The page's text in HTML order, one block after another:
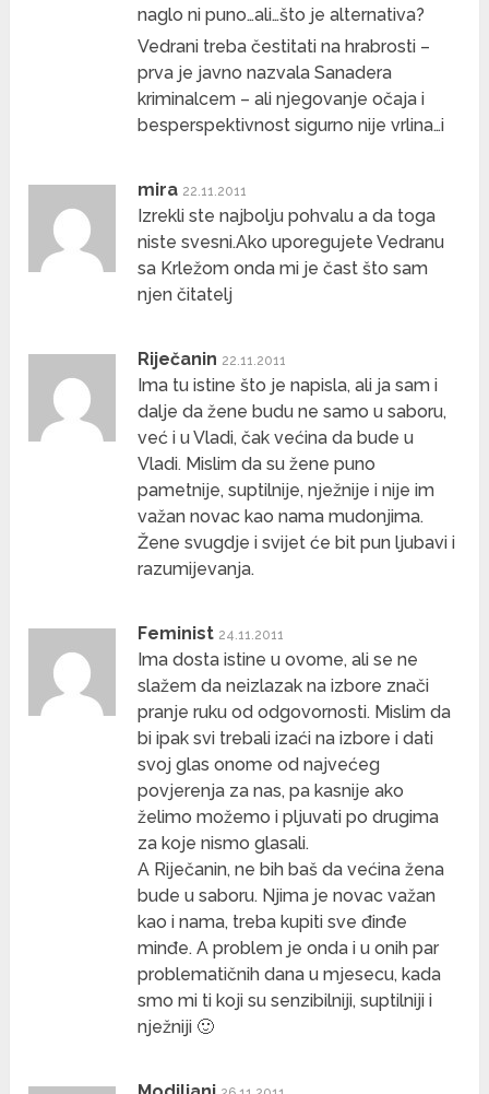
naglo ni puno…ali…što je alternativa?
Vedrani treba čestitati na hrabrosti –
prva je javno nazvala Sanadera
kriminalcem – ali njegovanje očaja i
besperspektivnost sigurno nije vrlina…i
mira 22.11.2011
Izrekli ste najbolju pohvalu a da toga
niste svesni.Ako uporegujete Vedranu
sa Krležom onda mi je čast što sam
njen čitatelj
Riječanin 22.11.2011
Ima tu istine što je napisla, ali ja sam i
dalje da žene budu ne samo u saboru,
već i u Vladi, čak većina da bude u
Vladi. Mislim da su žene puno
pametnije, suptilnije, nježnije i nije im
važan novac kao nama mudonjima.
Žene svugdje i svijet će bit pun ljubavi i
razumijevanja.
Feminist 24.11.2011
Ima dosta istine u ovome, ali se ne
slažem da neizlazak na izbore znači
pranje ruku od odgovornosti. Mislim da
bi ipak svi trebali izaći na izbore i dati
svoj glas onome od najvećeg
povjerenja za nas, pa kasnije ako
želimo možemo i pljuvati po drugima
za koje nismo glasali.
A Riječanin, ne bih baš da većina žena
bude u saboru. Njima je novac važan
kao i nama, treba kupiti sve đinđe
minđe. A problem je onda i u onih par
problematičnih dana u mjesecu, kada
smo mi ti koji su senzibilniji, suptilniji i
nježniji 🙂